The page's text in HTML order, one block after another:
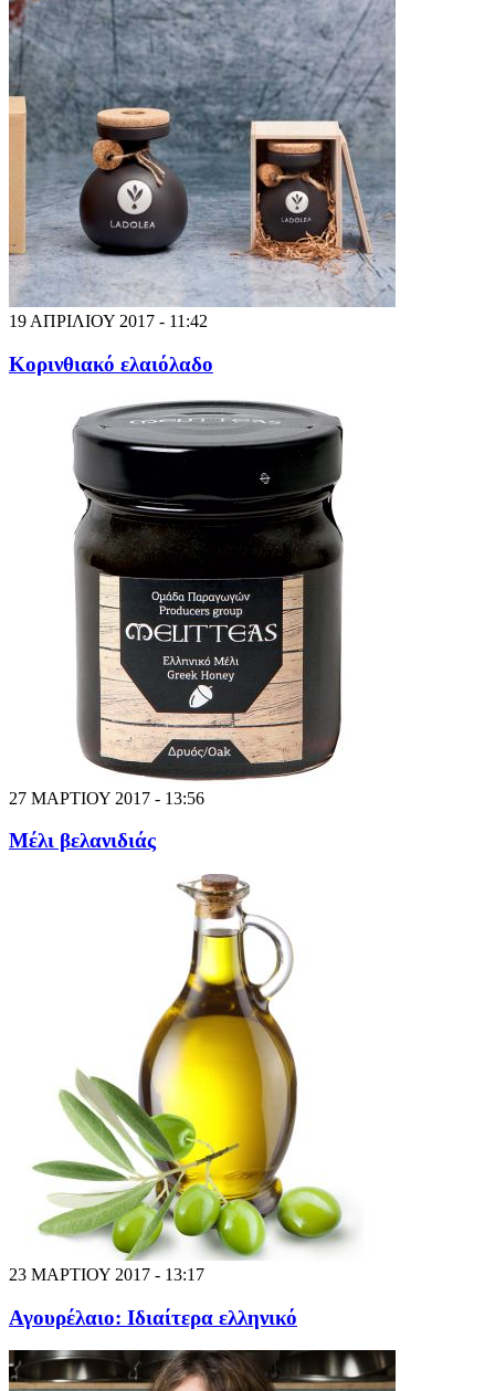
19 ΑΠΡΙΛΙΟΥ 2017 - 11:42
Κορινθιακό ελαιόλαδο
27 ΜΑΡΤΙΟΥ 2017 - 13:56
Μέλι βελανιδιάς
23 ΜΑΡΤΙΟΥ 2017 - 13:17
Αγουρέλαιο: Ιδιαίτερα ελληνικό